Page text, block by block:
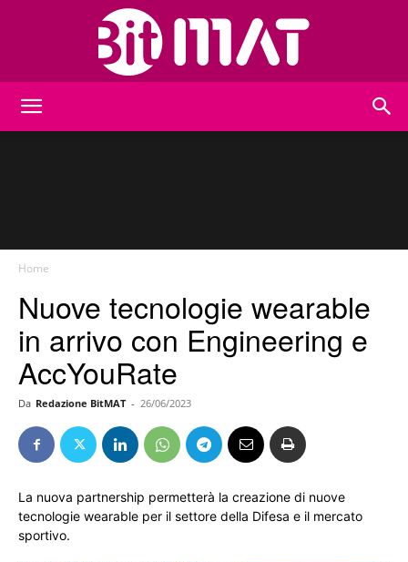
Home
Nuove tecnologie wearable
in arrivo con Engineering e
AccYouRate
Da Redazione BitMAT - 26/06/2023
La nuova partnership permetterà la creazione di nuove
tecnologie wearable per il settore della Difesa e il mercato
sportivo.